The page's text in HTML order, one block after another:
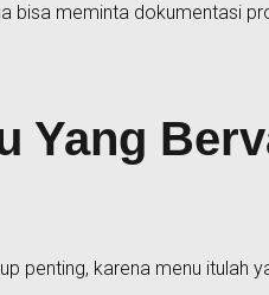
bisa meminta dokumentasi
Yang
penting, karena menu itulah